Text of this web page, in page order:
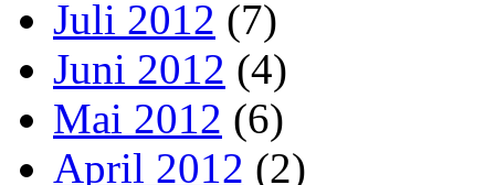
Juli 2012 (7)
Juni 2012 (4)
Mai 2012 (6)
April 2012 (2)